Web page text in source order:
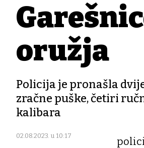
oružja
Policija je pronašla
zračne puške, četiri
kalibara
02.08.2023. u 10:17